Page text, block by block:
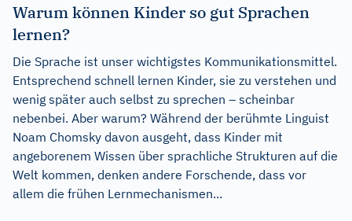
Warum können Kinder so gut Sprachen
lernen?
Die Sprache ist unser wichtigstes Kommunikationsmittel.
Entsprechend schnell lernen Kinder, sie zu verstehen und
wenig später auch selbst zu sprechen – scheinbar
nebenbei. Aber warum? Während der berühmte Linguist
Noam Chomsky davon ausgeht, dass Kinder mit
angeborenem Wissen über sprachliche Strukturen auf die
Welt kommen, denken andere Forschende, dass vor
allem die frühen Lernmechanismen...